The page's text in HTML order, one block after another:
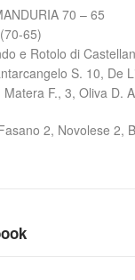
70 – 65
65)
e Rotolo di
S. 10, De
F., 3, Oliva D.
2, Novolese 2,